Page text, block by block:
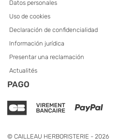
Datos personales
Uso de cookies
Declaración de confidencialidad
Información jurídica
Presentar una reclamación
Actualités
PAGO
© CAILLEAU HERBORISTERIE - 2026